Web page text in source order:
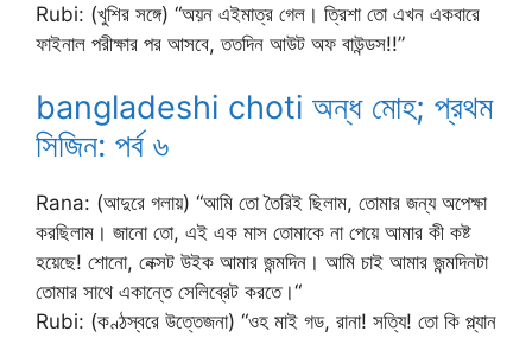
Rubi: (খুশির সঙ্গে) “অয়ন এইমাত্র গেল। ত্রিশা তো এখন একবারে
ফাইনাল পরীক্ষার পর আসবে, ততদিন আউট অফ বাউন্ডস!!”
bangladeshi choti অন্ধ মোহ; প্রথম
সিজিন: পর্ব ৬
Rana: (আদুরে গলায়) “আমি তো তৈরিই ছিলাম, তোমার জন্য অপেক্ষা
করছিলাম। জানো তো, এই এক মাস তোমাকে না পেয়ে আমার কী কষ্ট
হয়েছে! শোনো, নেক্সট উইক আমার জন্মদিন। আমি চাই আমার জন্মদিনটা
তোমার সাথে একান্তে সেলিব্রেট করতে।“
Rubi: (কণ্ঠস্বরে উত্তেজনা) “ওহ মাই গড, রানা! সত্যি! তো কি প্ল্যান